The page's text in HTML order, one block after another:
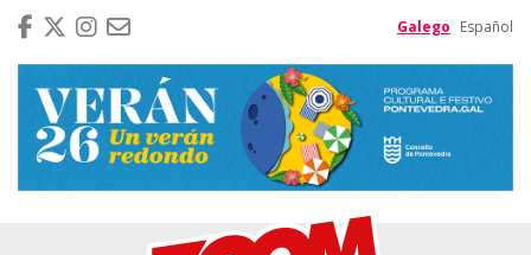
Galego Español